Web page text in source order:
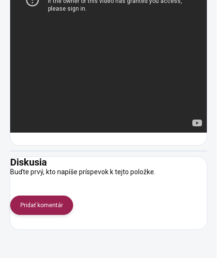
Diskusia
Buďte prvý, kto napíše príspevok k tejto položke.
Pridať komentár